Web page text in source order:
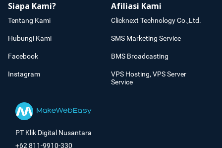
Siapa Kami?
Tentang Kami
Hubungi Kami
Facebook
Instagram
Afiliasi Kami
Clicknext Technology Co.,Ltd.
SMS Marketing Service
BMS Broadcasting
VPS Hosting, VPS Server
Service
PT Klik Digital Nusantara
+62 811-9910-330